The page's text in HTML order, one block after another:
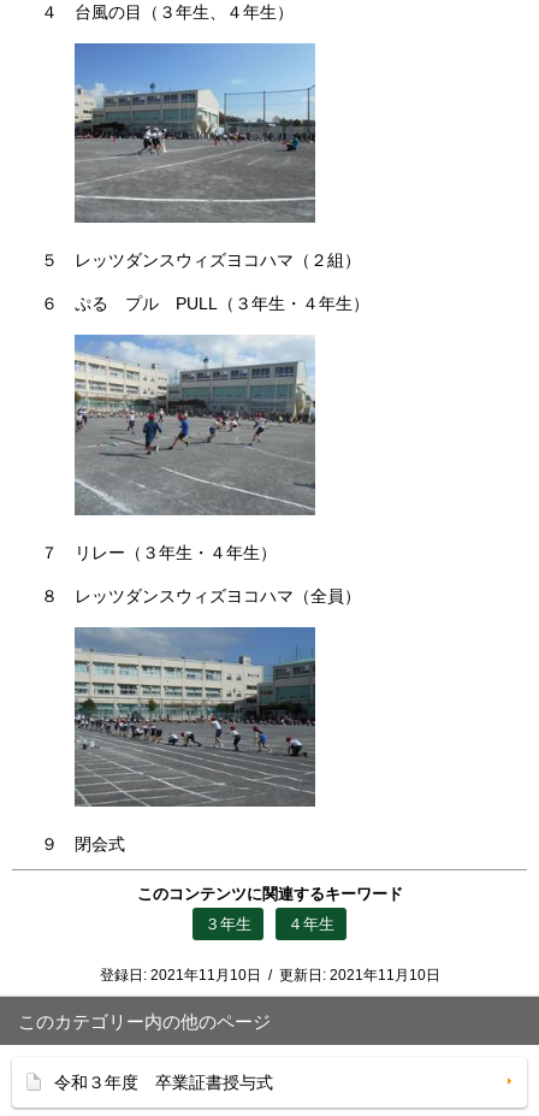
４ 台風の目（３年生、４年生）
５ レッツダンスウィズヨコハマ（２組）
６ ぷる プル PULL（３年生・４年生）
７ リレー（３年生・４年生）
８ レッツダンスウィズヨコハマ（全員）
９ 閉会式
このコンテンツに関連するキーワード
３年生
４年生
登録日: 2021年11月10日 / 更新日: 2021年11月10日
このカテゴリー内の他のページ
令和３年度 卒業証書授与式